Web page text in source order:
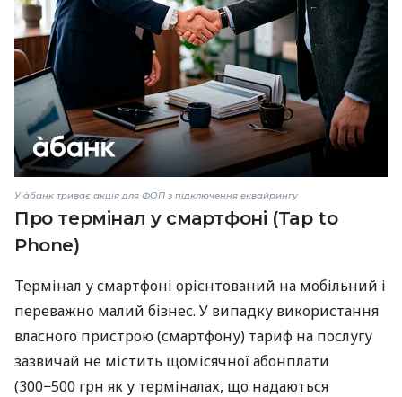
У àбанк триває акція для ФОП з підключення еквайрингу
Про термінал у смартфоні (Tap to
Phone)
Термінал у смартфоні орієнтований на мобільний і
переважно малий бізнес. У випадку використання
власного пристрою (смартфону) тариф на послугу
зазвичай не містить щомісячної абонплати
(300−500 грн як у терміналах, що надаються